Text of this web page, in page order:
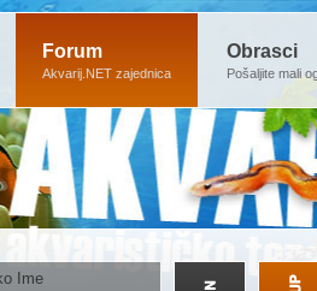
Forum
Akvarij.NET zajednica
Obrasci
Pošaljite mali